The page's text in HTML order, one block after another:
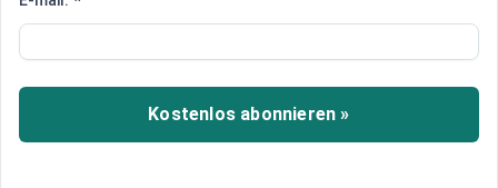
Amt und 70. Geburtstag
Seit drei Jahrzehnten lenkt Alexander
Lukaschenko, der als letzter Diktator Europas gilt,
Kostenlos abonnieren »